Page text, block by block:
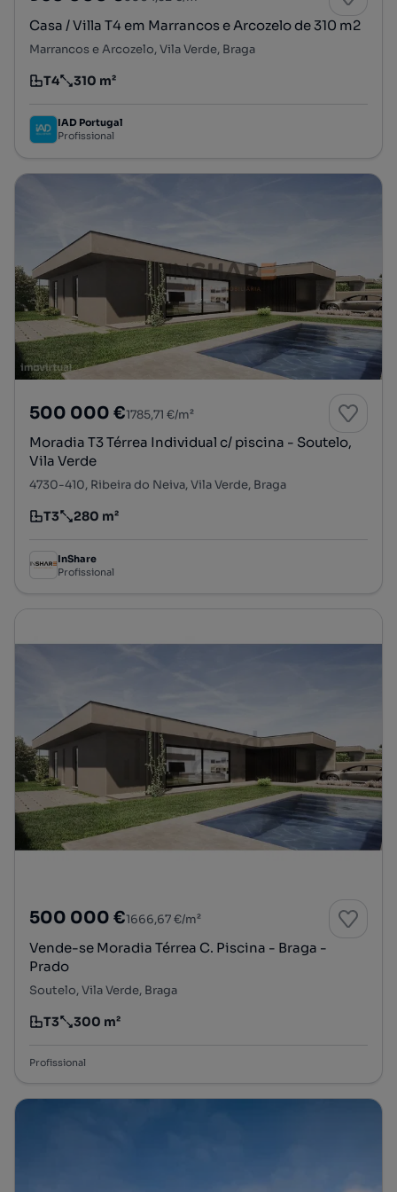
Casa / Villa T4 em Marrancos e Arcozelo de 310 m2
Marrancos e Arcozelo, Vila Verde, Braga
Tipologia
T4
Preço por metro quadrado
310 m²
IAD Portugal
Profissional
500 000 €1785,71 €/m²
Moradia T3 Térrea Individual c/ piscina - Soutelo,
Vila Verde
4730-410, Ribeira do Neiva, Vila Verde, Braga
Tipologia
T3
Preço por metro quadrado
280 m²
InShare
Profissional
500 000 €1666,67 €/m²
Vende-se Moradia Térrea C. Piscina - Braga -
Prado
Soutelo, Vila Verde, Braga
Tipologia
T3
Preço por metro quadrado
300 m²
Profissional